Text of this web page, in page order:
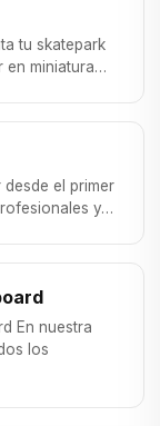
tu skatepark
en miniatura…
el primer
y…
En nuestra
los